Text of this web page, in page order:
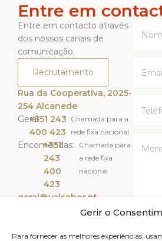
Gerir o
Para fornecer as melhores experiências,
Entre em
Entre em contacto através
dos nossos canais de
comunicação.
Recrutamento
Rua da Cooperativa, 2025-
254 Alcanede
Geral:+351 243
400 423
Chamada para a
rede fixa nacional
Encomendas:
+351
243
400
423
Chamada para
a rede fixa
nacional
geral@valsabor.pt
Li e